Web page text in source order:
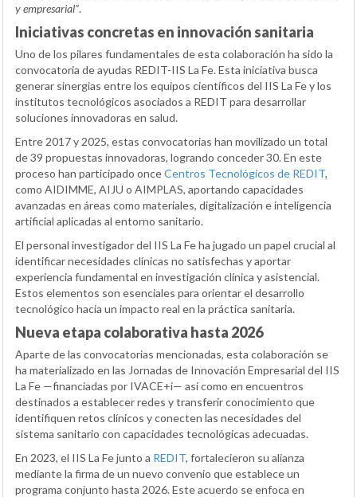
y empresarial”.
Iniciativas concretas en innovación sanitaria
Uno de los pilares fundamentales de esta colaboración ha sido la
convocatoria de ayudas REDIT-IIS La Fe. Esta iniciativa busca
generar sinergias entre los equipos científicos del IIS La Fe y los
institutos tecnológicos asociados a REDIT para desarrollar
soluciones innovadoras en salud.
Entre 2017 y 2025, estas convocatorias han movilizado un total
de 39 propuestas innovadoras, logrando conceder 30. En este
proceso han participado onceCentros Tecnológicos de REDIT,
como AIDIMME, AIJU o AIMPLAS, aportando capacidades
avanzadas en áreas como materiales, digitalización e inteligencia
artificial aplicadas al entorno sanitario.
El personal investigador del IIS La Fe ha jugado un papel crucial al
identificar necesidades clínicas no satisfechas y aportar
experiencia fundamental en investigación clínica y asistencial.
Estos elementos son esenciales para orientar el desarrollo
tecnológico hacia un impacto real en la práctica sanitaria.
Nueva etapa colaborativa hasta 2026
Aparte de las convocatorias mencionadas, esta colaboración se
ha materializado en las Jornadas de Innovación Empresarial del IIS
La Fe —financiadas por IVACE+i— así como en encuentros
destinados a establecer redes y transferir conocimiento que
identifiquen retos clínicos y conecten las necesidades del
sistema sanitario con capacidades tecnológicas adecuadas.
En 2023, el IIS La Fe junto a REDIT, fortalecieron su alianza
mediante la firma de un nuevo convenio que establece un
programa conjunto hasta 2026. Este acuerdo se enfoca en